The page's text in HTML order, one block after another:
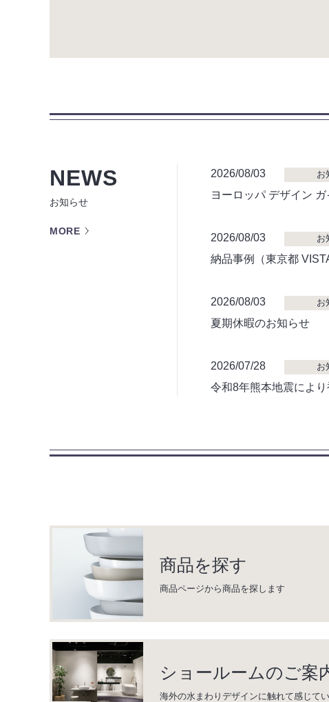
NEWS
お知らせ
MORE
2026/08/03 お
ヨーロッパ デザイン
2026/08/03 お
納品事例（東京都
2026/08/03 お
夏期休暇のお知らせ
2026/07/28 お
令和8年熊本地震によ
商品を探す
商品ページから商品を探します
ショールームのご案
海外の水まわりデザインに触れて感じて